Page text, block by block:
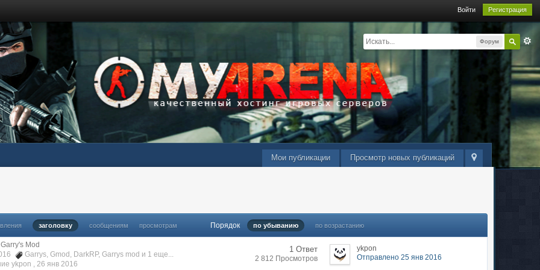
Войти Регистрация
Форум
Просмотр новых публикаций
Мои публикации
заголовку сообщениям просмотрам Порядок по убыванию по возрастанию
Garry's Mod
Garrys,Gmod , DarkRP,Garrys mod и 1 еще...
ykpon ,26 янв 2016
1 Ответ
2 812 Просмотров
ykpon
Отправлено 25 янв 2016